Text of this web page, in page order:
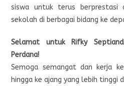
siswa untuk terus berprestasi
sekolah di berbagai bidang ke
Selamat untuk Rifky
Perdana!
Semoga semangat dan kerja
hingga ke ajang yang lebih tinggi